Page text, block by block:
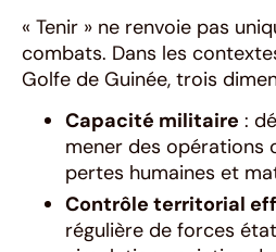
« Tenir » ne renvoie pas
combats. Dans les
Golfe de Guinée, trois
Capacité militaire :
mener des opérations
pertes humaines et
Contrôle territorial
régulière de forces